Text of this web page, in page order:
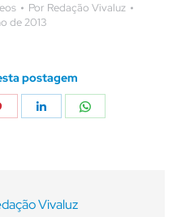
Por Redação Vivaluz
de 2013
postagem
CompartilharCompartilhar
Vivaluz